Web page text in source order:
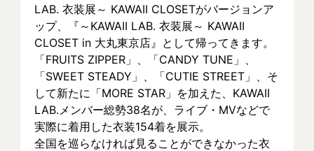
LAB. 衣装展～ KAWAII CLOSETがバージョンア
ップ、『～KAWAII LAB. 衣装展～ KAWAII
CLOSET in 大丸東京店』として帰ってきます。
「FRUITS ZIPPER」、「CANDY TUNE」、
「SWEET STEADY」、「CUTIE STREET」、そ
して新たに「MORE STAR」を加えた、KAWAII
LAB.メンバー総勢38名が、ライブ・MVなどで
実際に着⽤した衣装154着を展示。
全国を巡らなければ見ることができなかった衣